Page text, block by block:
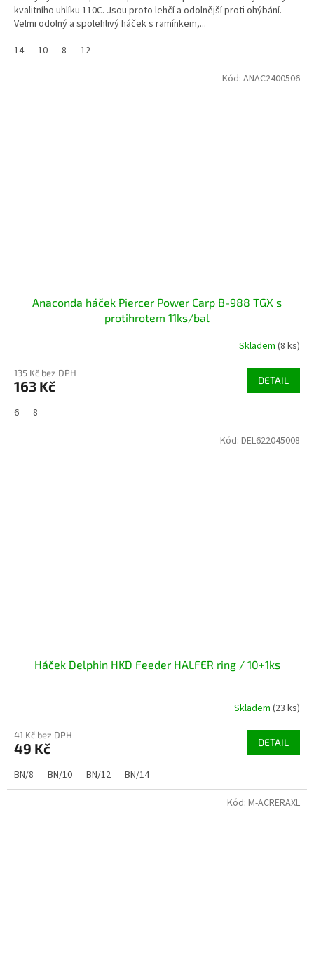
kvalitního uhlíku 110C. Jsou proto lehčí a odolnější proti ohýbání.
Velmi odolný a spolehlivý háček s ramínkem,...
14
10 8 12
Anaconda háček Piercer Power Carp B-988 TGX s
protihrotem 11ks/bal
Skladem (8 ks)
135 Kč bez DPH
163 Kč DETAIL
6 8
Kód: ANAC2400506
Háček Delphin HKD Feeder HALFER ring / 10+1ks
Skladem (23 ks)
41 Kč bez DPH
49 Kč DETAIL
BN/8 BN/10 BN/12 BN/14
Kód: DEL622045008
Kód: M-ACRERAXL